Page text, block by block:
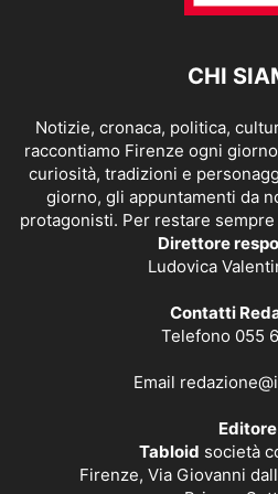
CHI
Notizie, cronaca, politica,
raccontiamo Firenze ogni
curiosità, tradizioni e
giorno, gli appuntamenti da
protagonisti. Per restare
Direttore
Ludovica
Contatti
Telefono 055
Email
Editore
Tabloid società
Firenze, Via Giovanni